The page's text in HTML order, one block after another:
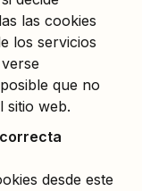
las cookies
los servicios
que no
sitio web.
desde este